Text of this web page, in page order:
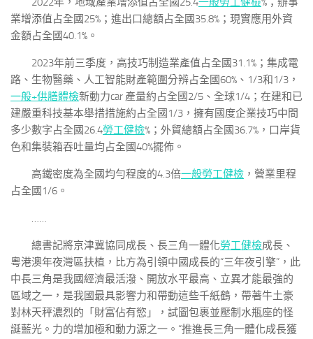
業增添值占全國25%；進出口總額占全國35.8%；現實應用外資
金額占全國40.1%。
2023年前三季度，高技巧制造業產值占全國31.1%；集成電
路、生物醫藥、人工智能財產範圍分辨占全國60%、1/3和1/3，
一般+供膳體檢新動力car 產量約占全國2/5、全球1/4；在建和已
建嚴重科技基本舉措措施約占全國1/3，擁有國度企業技巧中間
多少數字占全國26.4勞工健檢%；外貿總額占全國36.7%，口岸貨
色和集裝箱吞吐量均占全國40%擺佈。
高鐵密度為全國均勻程度的4.3倍一般勞工健檢 ，營業里程
占全國1/6。
……
總書記將京津冀協同成長、長三角一體化勞工健檢成長、
粵港澳年夜灣區扶植，比方為引領中國成長的“三年夜引擎”，此
中長三角是我國經濟最活潑、開放水平最高、立異才能最強的
區域之一，是我國最具影響力和帶動這些千紙鶴，帶著牛土豪
對林天秤濃烈的「財富佔有慾」，試圖包裹並壓制水瓶座的怪
誕藍光。力的增加極和動力源之一。“推進長三角一體化成長獲